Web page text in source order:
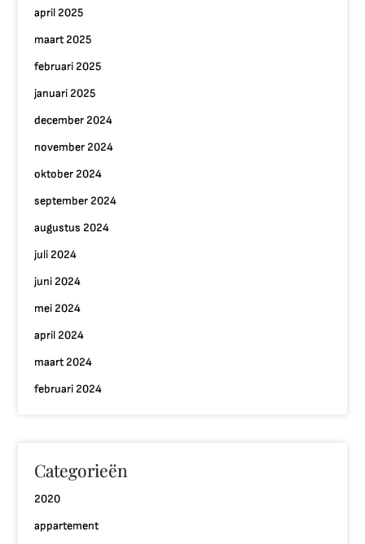
april 2025
maart 2025
februari 2025
januari 2025
december 2024
november 2024
oktober 2024
september 2024
augustus 2024
juli 2024
juni 2024
mei 2024
april 2024
maart 2024
februari 2024
Categorieën
2020
appartement